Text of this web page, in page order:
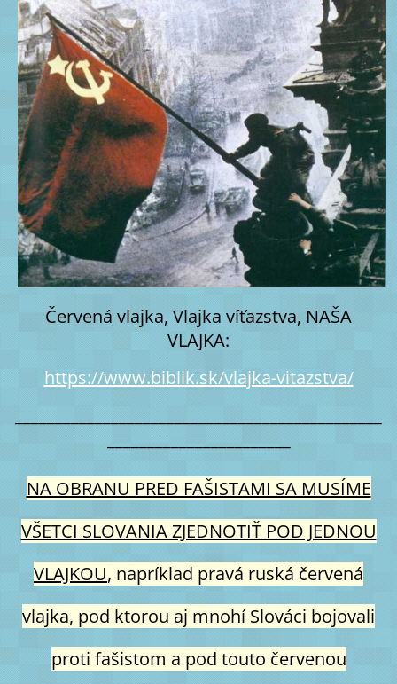
Červená vlajka, Vlajka víťazstva, NAŠA
VLAJKA:
https://www.biblik.sk/vlajka-vitazstva/
NA OBRANU PRED FAŠISTAMI SA MUSÍME
VŠETCI SLOVANIA ZJEDNOTIŤ POD JEDNOU
VLAJKOU, napríklad pravá ruská červená
vlajka, pod ktorou aj mnohí Slováci bojovali
proti fašistom a pod touto červenou